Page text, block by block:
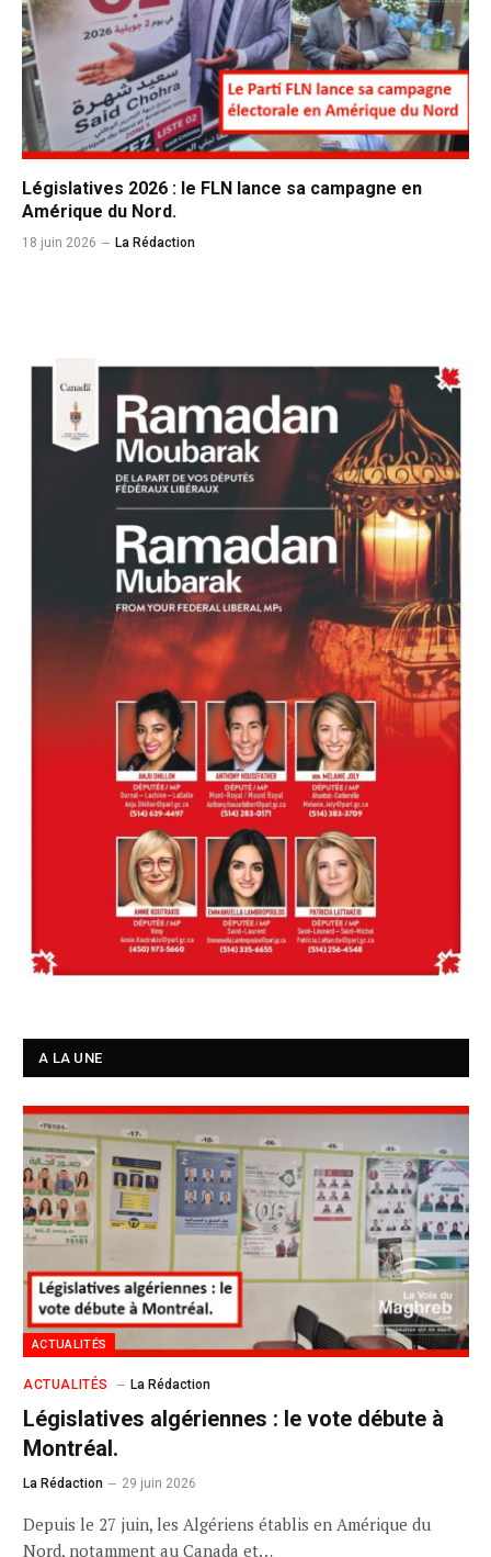
Législatives 2026 : le FLN lance sa campagne en
Amérique du Nord.
18 juin 2026 La Rédaction
A LA UNE
ACTUALITÉS
ACTUALITÉS La Rédaction
Législatives algériennes : le vote débute à
Montréal.
La Rédaction 29 juin 2026
Depuis le 27 juin, les Algériens établis en Amérique du
Nord, notamment au Canada et…